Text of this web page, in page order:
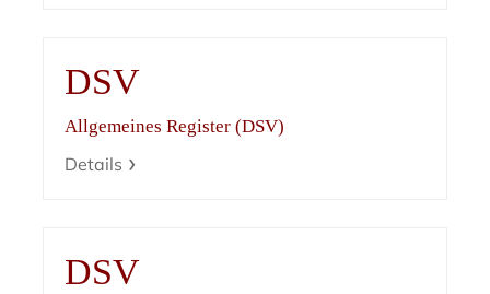
DSV
Allgemeines Register (DSV)
Details
DSV